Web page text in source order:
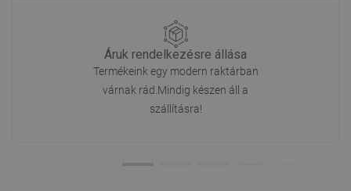
Áruk rendelkezésre állása
Termékeink egy modern raktárban
várnak rád.Mindig készen áll a
szállításra!